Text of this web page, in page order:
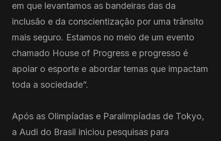
em que levantamos as bandeiras das da
inclusão e da conscientização por uma trânsito
mais seguro. Estamos no meio de um evento
chamado House of Progress e progresso é
apoiar o esporte e abordar temas que impactam
toda a sociedade”.
Após as Olimpíadas e Paralimpíadas de Tokyo,
a Audi do Brasil iniciou pesquisas para